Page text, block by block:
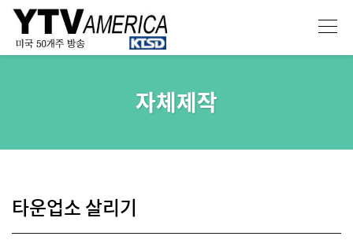
자체제작
타운업소 살리기